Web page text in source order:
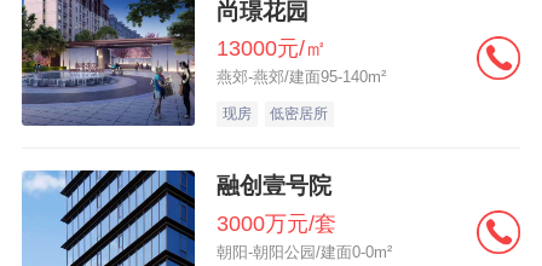
可以明显看出，头部房企在核心城市保持较
高的投资热情，对核心地块的争夺亦是十分
激烈。
尚璟花园
13000元/㎡
燕郊-燕郊/建面95-140m²
现房 低密居所
融创壹号院
3000万元/套
朝阳-朝阳公园/建面0-0m²